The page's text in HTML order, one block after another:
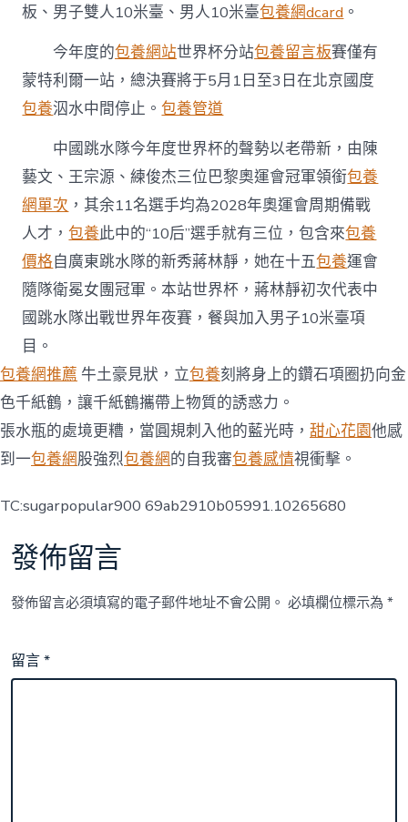
板、男子雙人10米臺、男人10米臺包養網dcard 。
今年度的包養網站世界杯分站包養留言板賽僅有
蒙特利爾一站，總決賽將于5月1日至3日在北京國度
包養泅水中間停止。包養管道
中國跳水隊今年度世界杯的聲勢以老帶新，由陳
藝文、王宗源、練俊杰三位巴黎奧運會冠軍領銜包養
網單次 ，其余11名選手均為2028年奧運會周期備戰
人才，包養此中的“10后”選手就有三位，包含來包養
價格自廣東跳水隊的新秀蔣林靜，她在十五包養運會
隨隊衛冕女團冠軍。本站世界杯，蔣林靜初次代表中
國跳水隊出戰世界年夜賽，餐與加入男子10米臺項
目。
包養網推薦 牛土豪見狀，立包養刻將身上的鑽石項圈扔向金
色千紙鶴，讓千紙鶴攜帶上物質的誘惑力。
張水瓶的處境更糟，當圓規刺入他的藍光時， 甜心花園他感
到一包養網股強烈包養網的自我審包養感情視衝擊。
TC:sugarpopular900 69ab2910b05991.10265680
發佈留言
發佈留言必須填寫的電子郵件地址不會公開。 必填欄位標示為*
留言*